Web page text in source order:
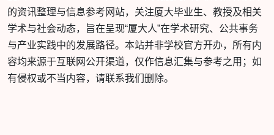
的资讯整理与信息参考网站，关注厦大毕业生、教授及相关
学术与社会动态，旨在呈现“厦大人”在学术研究、公共事务
与产业实践中的发展路径。本站并非学校官方开办，所有内
容均来源于互联网公开渠道，仅作信息汇集与参考之用；如
有侵权或不当内容，请联系我们删除。